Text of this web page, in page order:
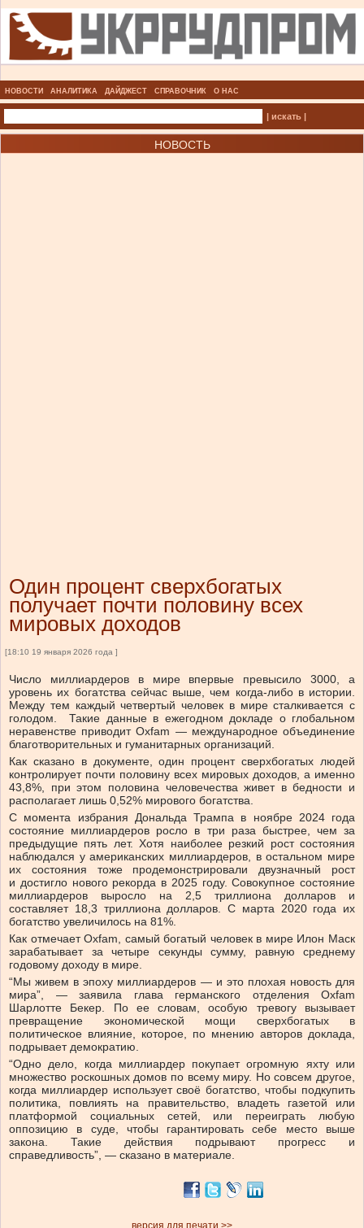
НОВОСТИ АНАЛИТИКА ДАЙДЖЕСТ СПРАВОЧНИК О НАС
| искать |
НОВОСТЬ
Один процент сверхбогатых
получает почти половину всех
мировых доходов
[18:10 19 января 2026 года ]
Число миллиардеров в мире впервые превысило 3000, а
уровень их богатства сейчас выше, чем когда-либо в истории.
Между тем каждый четвертый человек в мире сталкивается с
голодом. Такие данные в ежегодном докладе о глобальном
неравенстве приводит Oxfam — международное объединение
благотворительных и гуманитарных организаций.
Как сказано в документе, один процент сверхбогатых людей
контролирует почти половину всех мировых доходов, а именно
43,8%, при этом половина человечества живет в бедности и
располагает лишь 0,52% мирового богатства.
С момента избрания Дональда Трампа в ноябре 2024 года
состояние миллиардеров росло в три раза быстрее, чем за
предыдущие пять лет. Хотя наиболее резкий рост состояния
наблюдался у американских миллиардеров, в остальном мире
их состояния тоже продемонстрировали двузначный рост
и достигло нового рекорда в 2025 году. Совокупное состояние
миллиардеров выросло на 2,5 триллиона долларов и
составляет 18,3 триллиона долларов. С марта 2020 года их
богатство увеличилось на 81%.
Как отмечает Oxfam, самый богатый человек в мире Илон Маск
зарабатывает за четыре секунды сумму, равную среднему
годовому доходу в мире.
“Мы живем в эпоху миллиардеров — и это плохая новость для
мира”, — заявила глава германского отделения Oxfam
Шарлотте Бекер. По ее словам, особую тревогу вызывает
превращение экономической мощи сверхбогатых в
политическое влияние, которое, по мнению авторов доклада,
подрывает демократию.
“Одно дело, когда миллиардер покупает огромную яхту или
множество роскошных домов по всему миру. Но совсем другое,
когда миллиардер использует своё богатство, чтобы подкупить
политика, повлиять на правительство, владеть газетой или
платформой социальных сетей, или переиграть любую
оппозицию в суде, чтобы гарантировать себе место выше
закона. Такие действия подрывают прогресс и
справедливость”, — сказано в материале.